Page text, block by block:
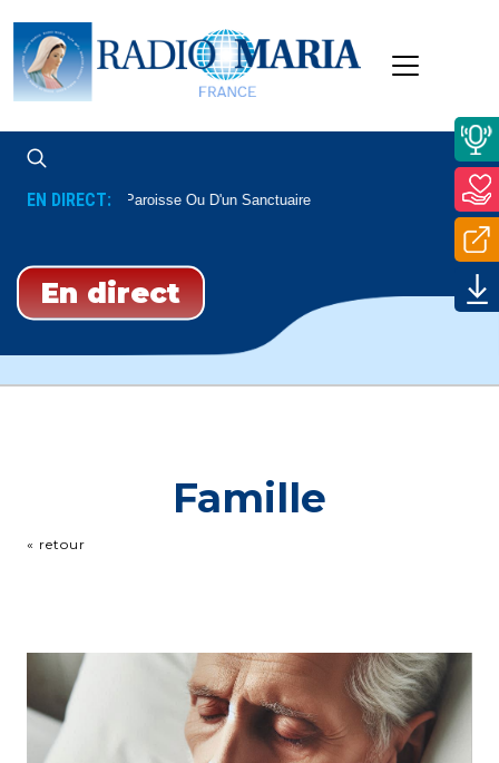
EN DIRECT:
Direct D'une Paroisse Ou D'un Sanctuaire
En direct
Famille
« retour